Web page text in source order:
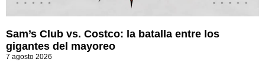
Sam’s Club vs. Costco: la batalla entre los
gigantes del mayoreo
7 agosto 2026